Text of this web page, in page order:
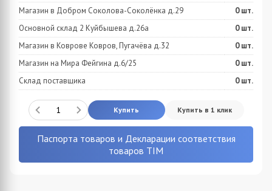
Магазин в Добром Соколова-Соколёнка д.29
0шт.
Основной склад 2 Куйбышева д.26а
0шт.
Магазин в Коврове Ковров, Пугачёва д.32
0шт.
Магазин на Мира Фейгина д.6/25
0шт.
Склад поставщика
0шт.
Купить Купить в 1 клик
Паспорта товаров и Декларации соответствия
товаров TIM